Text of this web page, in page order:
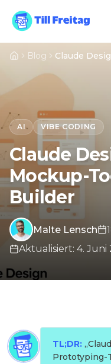
Blog
AI VIBE CODING
Claude
Mockup-
Builder
Malte Lensch
Aktualisiert: 4. Juni
TL;DR: „
Prototyping-